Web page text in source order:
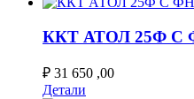
ККТ АТОЛ 25Ф С
₽ 31 650 ,00
Детали